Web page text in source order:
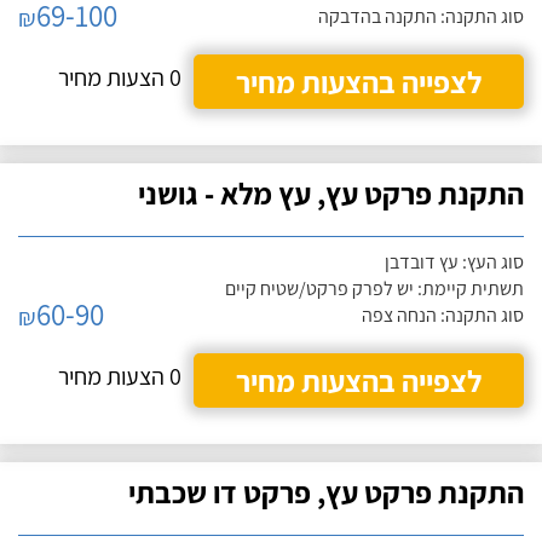
סוג התקנה: התקנה בהדבקה
₪69-100
לצפייה בהצעות מחיר
0 הצעות מחיר
התקנת פרקט עץ, עץ מלא - גושני
סוג העץ: עץ דובדבן
תשתית קיימת: יש לפרק פרקט/שטיח קיים
סוג התקנה: הנחה צפה
₪60-90
לצפייה בהצעות מחיר
0 הצעות מחיר
התקנת פרקט עץ, פרקט דו שכבתי